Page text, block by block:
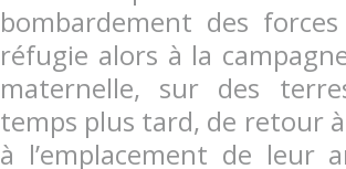
bombardement des
réfugie alors à la
maternelle, sur des
temps plus tard, de retour
à l’emplacement de leur